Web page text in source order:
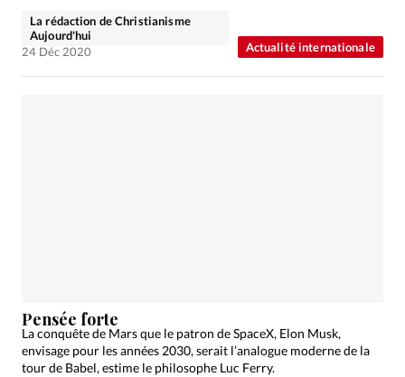
Actualité internationale
Dossier
Génération réveil
Monde
Opinions
Publireportage
Relations Aujourd'hui
Actualité internationale
La rédaction de Christianisme
Aujourd'hui
24 Déc 2020
Pensée forte
La conquête de Mars que le patron de SpaceX, Elon Musk,
envisage pour les années 2030, serait l’analogue moderne de la
tour de Babel, estime le philosophe Luc Ferry.